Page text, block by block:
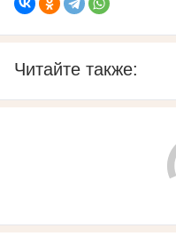
Читайте также: